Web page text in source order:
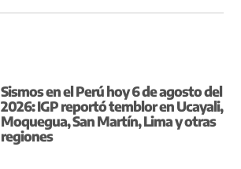
Sismos en el Perú hoy 6 de agosto del
2026: IGP reportó temblor en Ucayali,
Moquegua, San Martín, Lima y otras
regiones